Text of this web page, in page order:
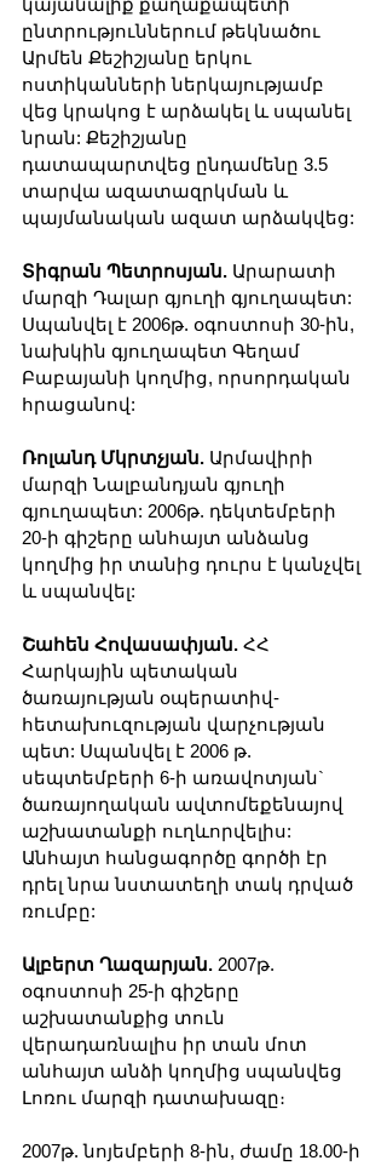
կայանալիք քաղաքապետի
ընտրություններում թեկնածու
Արմեն Քեշիշյանը երկու
ոստիկանների ներկայությամբ
վեց կրակոց է արձակել և սպանել
նրան: Քեշիշյանը
դատապարտվեց ընդամենը 3.5
տարվա ազատազրկման և
պայմանական ազատ արձակվեց:
Տիգրան Պետրոսյան. Արարատի
մարզի Դալար գյուղի գյուղապետ:
Սպանվել է 2006թ. օգոստոսի 30-ին,
նախկին գյուղապետ Գեղամ
Բաբայանի կողմից, որսորդական
հրացանով:
Ռոլանդ Մկրտչյան. Արմավիրի
մարզի Նալբանդյան գյուղի
գյուղապետ: 2006թ. դեկտեմբերի
20-ի գիշերը անհայտ անձանց
կողմից իր տանից դուրս է կանչվել
և սպանվել:
Շահեն Հովասափյան. ՀՀ
Հարկային պետական
ծառայության օպերատիվ-
հետախուզության վարչության
պետ: Սպանվել է 2006 թ.
սեպտեմբերի 6-ի առավոտյան`
ծառայողական ավտոմեքենայով
աշխատանքի ուղևորվելիս:
Անհայտ հանցագործը գործի էր
դրել նրա նստատեղի տակ դրված
ռումբը:
Ալբերտ Ղազարյան. 2007թ.
օգոստոսի 25-ի գիշերը
աշխատանքից տուն
վերադառնալիս իր տան մոտ
անհայտ անձի կողմից սպանվեց
Լոռու մարզի դատախազը։
2007թ. նոյեմբերի 8-ին, ժամը 18.00-ի